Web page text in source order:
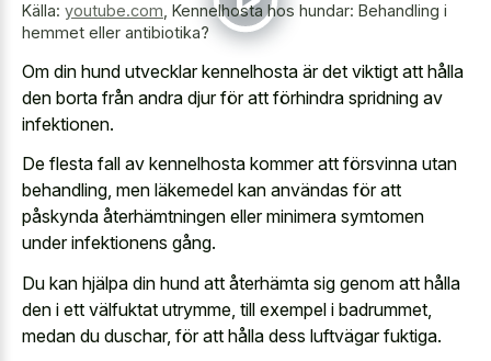
Källa: youtube.com Kennelhosta hos hundar: Behandling i
hemmet eller antibiotika?
Om din hund utvecklar kennelhosta är det viktigt att hålla
den borta från andra djur för att förhindra spridning av
infektionen.
De flesta fall av kennelhosta kommer att försvinna utan
behandling, men läkemedel kan användas för att
påskynda återhämtningen eller minimera symtomen
under infektionens gång.
Du kan hjälpa din hund att återhämta sig genom att hålla
den i ett välfuktat utrymme, till exempel i badrummet,
medan du duschar, för att hålla dess luftvägar fuktiga.